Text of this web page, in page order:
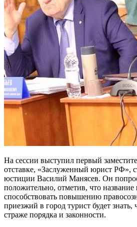
На сессии выступил первый
отставке, «Заслуженный юрист РФ»,
юстиции Василий Манясев. Он
положительно, отметив, что название
способствовать повышению
приезжий в город турист будет знать,
страже порядка и законности.